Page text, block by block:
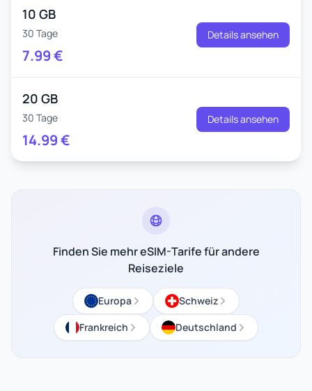
10 GB
30 Tage
7.99€
Details ansehen
20 GB
30 Tage
14.99€
Details ansehen
Finden Sie mehr eSIM-Tarife für andere
Reiseziele
Europa
Schweiz
Frankreich
Deutschland